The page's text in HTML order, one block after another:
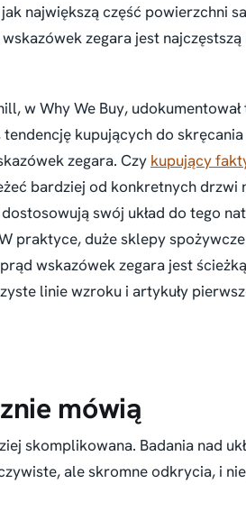
największą część powierzchni
zegara jest
wWhy We Buy, udokumentował
kupujących do
zegara. Czy kupujący
bardziej od konkretnych drzwi
swój układ do tego
praktyce, duże sklepy
wskazówek zegara jest
linie wzroku i artykuły
mówią
skomplikowana. Badania nad
ale skromne odkrycia, i